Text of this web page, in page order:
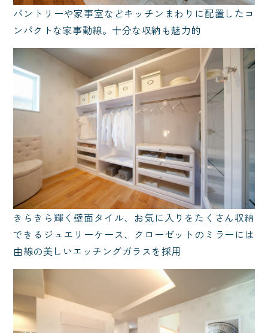
パントリーや家事室などキッチンまわりに配置したコ
ンパクトな家事動線。十分な収納も魅力的
きらきら輝く壁面タイル、お気に入りをたくさん収納
できるジュエリーケース、クローゼットのミラーには
曲線の美しいエッチングガラスを採用